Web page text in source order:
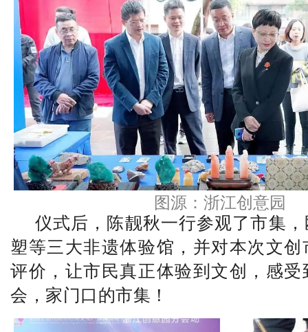
图源：浙江创意园
仪式后，陈靓秋一行参观了市集
塑等三大非遗体验馆，并对本次文
评价，让市民真正体验到文创，感
会，家门口的市集！